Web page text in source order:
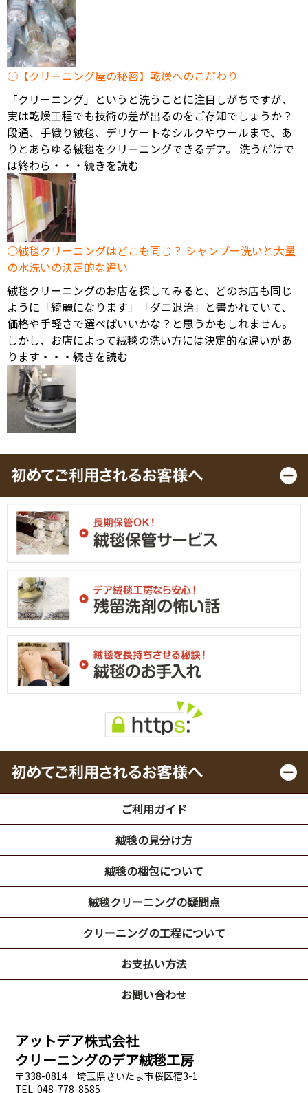
【クリーニング屋の秘密】乾燥へのこだわり
「クリーニング」というと洗うことに注目しがちですが、
実は乾燥工程でも技術の差が出るのをご存知でしょうか？
段通、手織り絨毯、デリケートなシルクやウールまで、あ
りとあらゆる絨毯をクリーニングできるデア。 洗うだけで
は終わら・・・ 続きを読む
絨毯クリーニングはどこも同じ？ シャンプー洗いと大量
の水洗いの決定的な違い
絨毯クリーニングのお店を探してみると、どのお店も同じ
ように「綺麗になります」「ダニ退治」と書かれていて、
価格や手軽さで選べばいいかな？と思うかもしれません。
しかし、お店によって絨毯の洗い方には決定的な違いがあ
ります・・・ 続きを読む
ご利用ガイド
絨毯の見分け方
絨毯の梱包について
絨毯クリーニングの疑問点
クリーニングの工程について
お支払い方法
お問い合わせ
アットデア株式会社
クリーニングのデア絨毯工房
〒338-0814 埼玉県さいたま市桜区宿3-1
TEL: 048-778-8585